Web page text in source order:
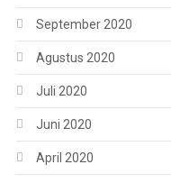
September 2020
Agustus 2020
Juli 2020
Juni 2020
April 2020